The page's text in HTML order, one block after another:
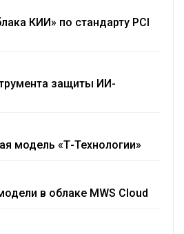
КИИ» по стандарту PCI
защиты ИИ-
модель «Т-Технологии»
в облаке MWS Cloud